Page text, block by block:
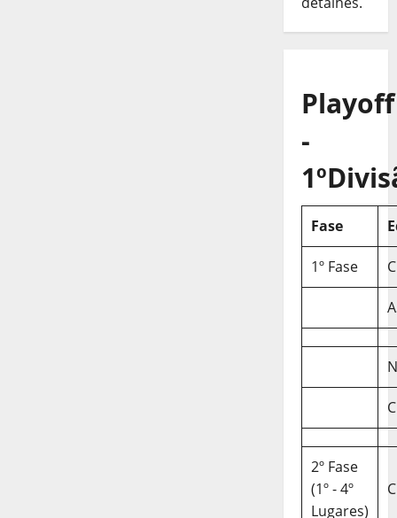
Playoff
-
Fase
1º Fase
2º Fase
(1º - 4º
Lugares)